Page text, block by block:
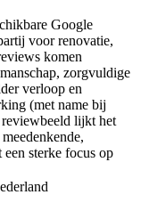
Google
voor renovatie,
komen
zorgvuldige
verloop en
(met name bij
reviewbeeld lijkt het
een sterke focus op